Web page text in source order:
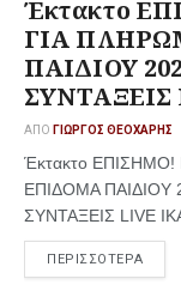
Έκτακτο
ΓΙΑ
ΠΑΙΔΙΟΥ
ΣΥΝΤΑΞΕΙΣ
ΑΠΌ ΓΙΏΡΓΟΣ ΘΕΟΧΆΡΗΣ
Έκτακτο
ΕΠΙΔΟΜΑ ΠΑΙΔΙΟΥ
ΣΥΝΤΑΞΕΙΣ LIVE
ΠΕΡΙΣΣΟΤΕΡΑ